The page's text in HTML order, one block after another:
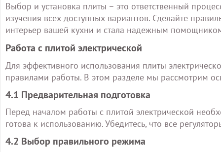
Выбор и установка плиты – это ответственный
изучения всех доступных вариантов. Сделайте
интерьер вашей кухни и стала надежным
Работа с плитой электрической
Для эффективного использования плиты
правилами работы. В этом разделе мы рассмотрим
4.1 Предварительная подготовка
Перед началом работы с плитой электрической
готова к использованию. Убедитесь, что все
4.2 Выбор правильного режима